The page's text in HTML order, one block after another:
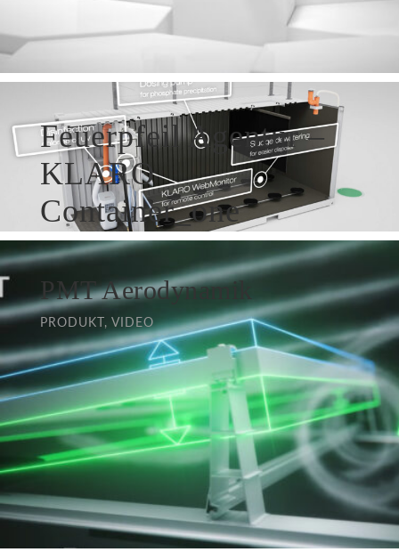
Feuerpfeil Agentur –
KLARO
Container_one
PRODUKT, VIDEO
PMT Aerodynamik
PRODUKT, VIDEO